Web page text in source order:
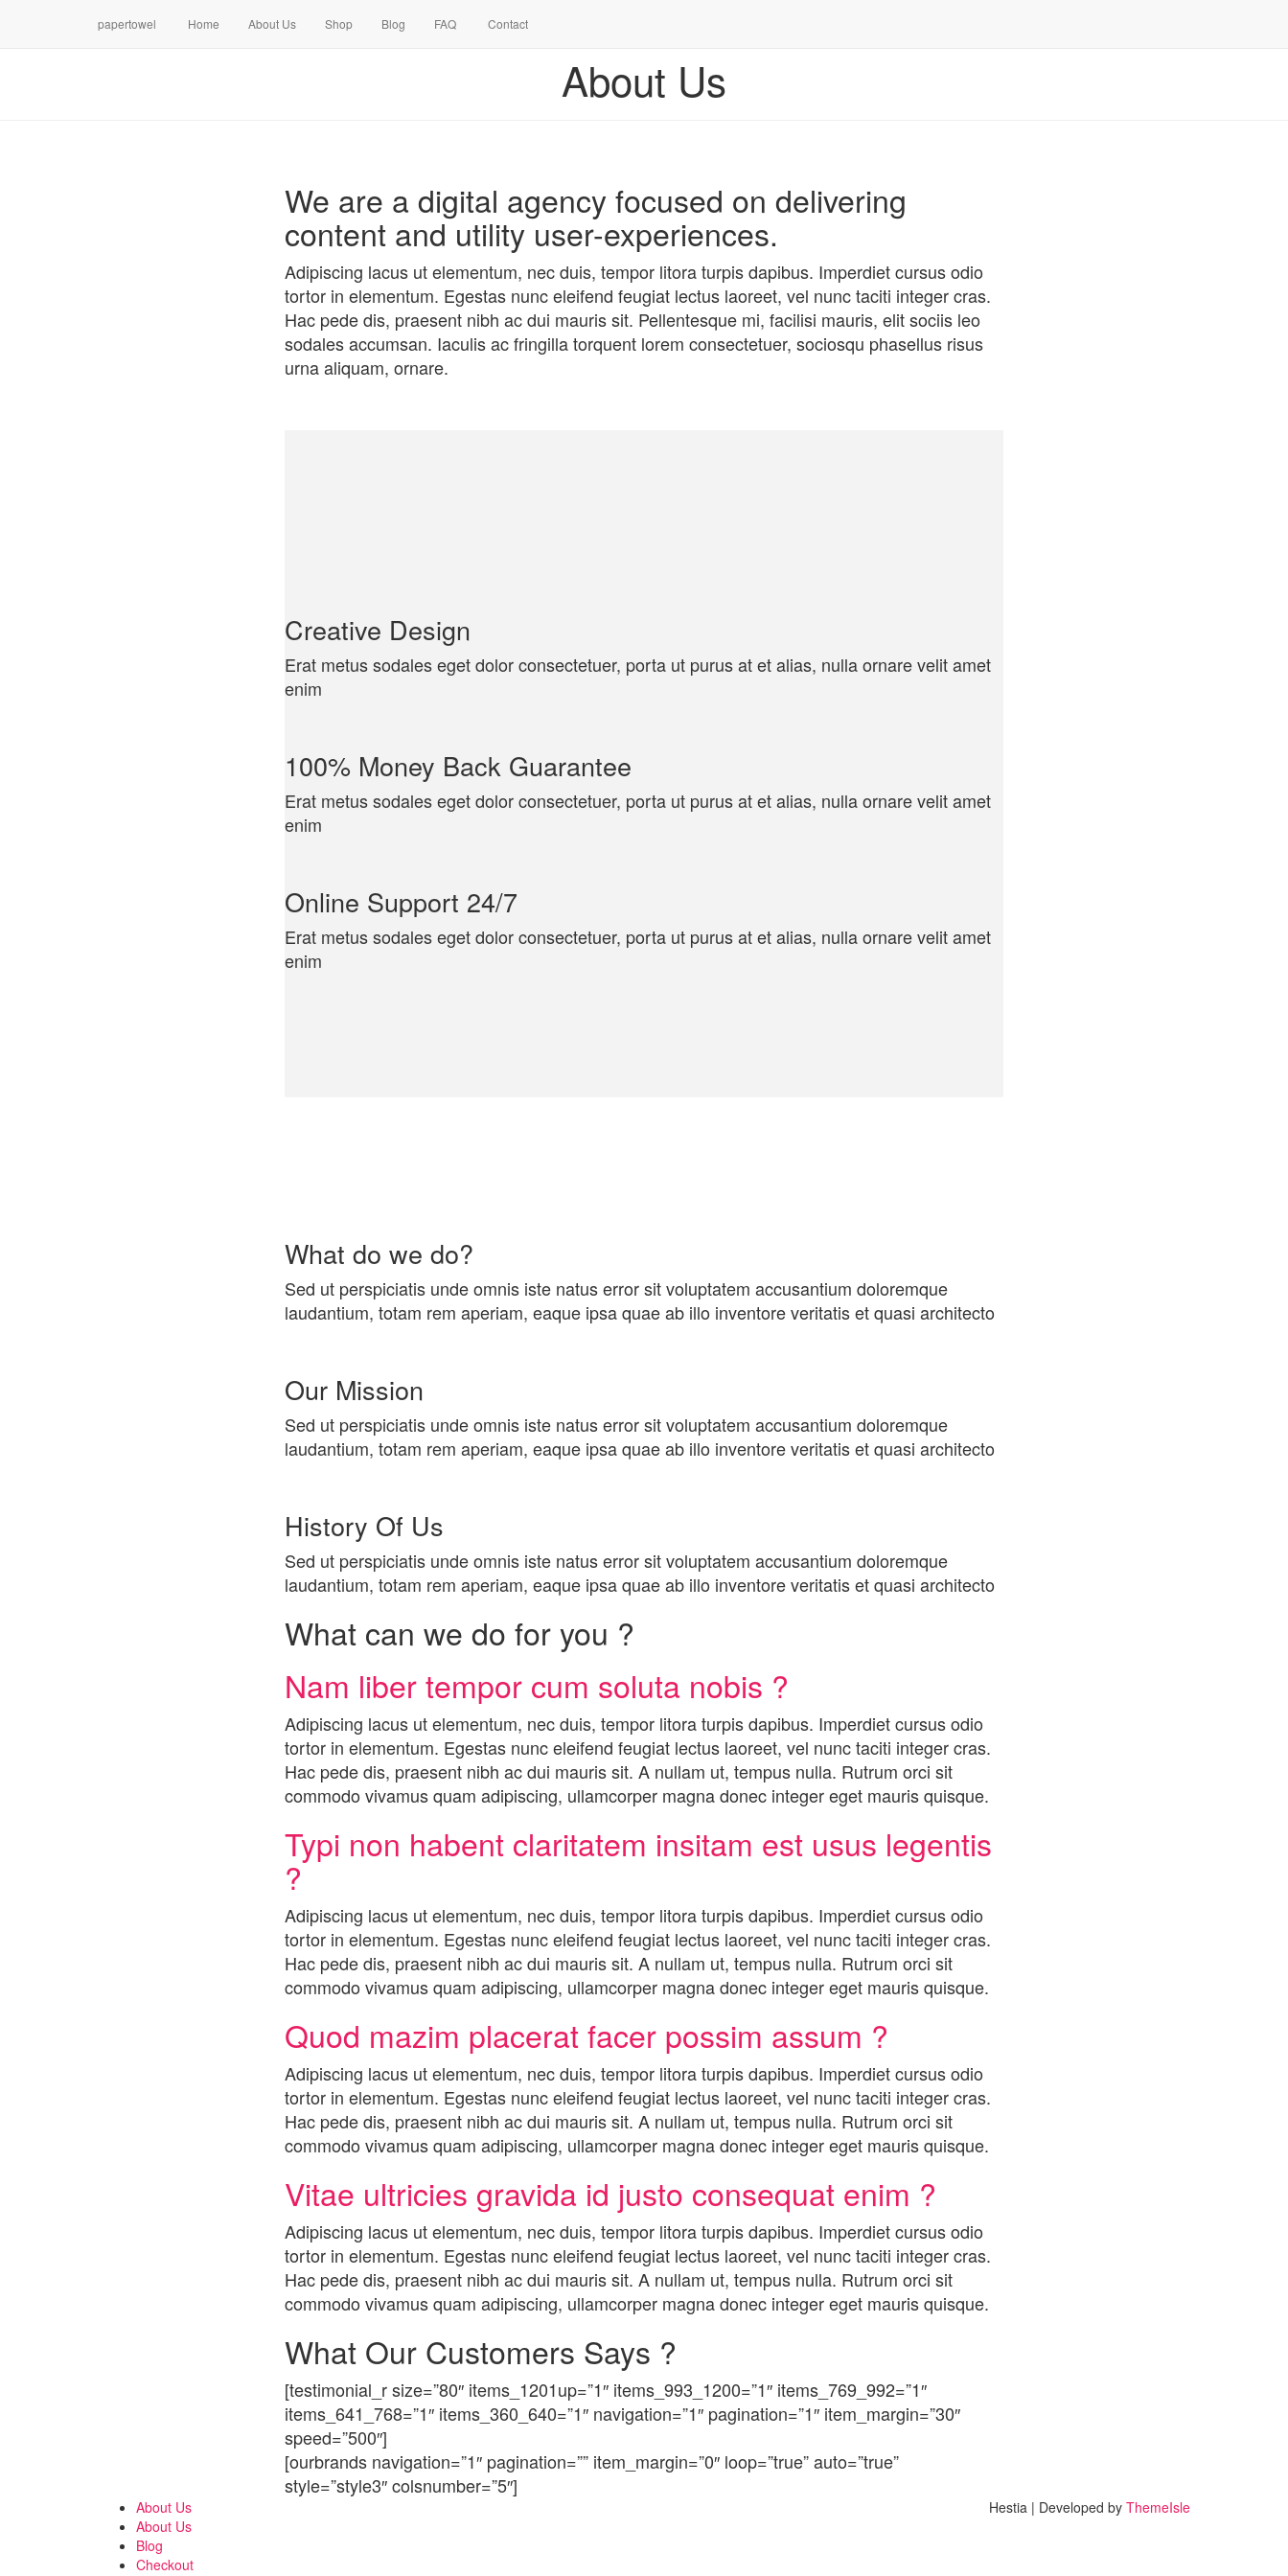
papertowel Home About Us Shop Blog FAQ Contact
About Us
We are a digital agency focused on delivering
content and utility user-experiences.
Adipiscing lacus ut elementum, nec duis, tempor litora turpis dapibus. Imperdiet cursus odio
tortor in elementum. Egestas nunc eleifend feugiat lectus laoreet, vel nunc taciti integer cras.
Hac pede dis, praesent nibh ac dui mauris sit. Pellentesque mi, facilisi mauris, elit sociis leo
sodales accumsan. Iaculis ac fringilla torquent lorem consectetuer, sociosqu phasellus risus
urna aliquam, ornare.
Creative Design
Erat metus sodales eget dolor consectetuer, porta ut purus at et alias, nulla ornare velit amet
enim
100% Money Back Guarantee
Erat metus sodales eget dolor consectetuer, porta ut purus at et alias, nulla ornare velit amet
enim
Online Support 24/7
Erat metus sodales eget dolor consectetuer, porta ut purus at et alias, nulla ornare velit amet
enim
What do we do?
Sed ut perspiciatis unde omnis iste natus error sit voluptatem accusantium doloremque
laudantium, totam rem aperiam, eaque ipsa quae ab illo inventore veritatis et quasi architecto
Our Mission
Sed ut perspiciatis unde omnis iste natus error sit voluptatem accusantium doloremque
laudantium, totam rem aperiam, eaque ipsa quae ab illo inventore veritatis et quasi architecto
History Of Us
Sed ut perspiciatis unde omnis iste natus error sit voluptatem accusantium doloremque
laudantium, totam rem aperiam, eaque ipsa quae ab illo inventore veritatis et quasi architecto
What can we do for you ?
Nam liber tempor cum soluta nobis ?
Adipiscing lacus ut elementum, nec duis, tempor litora turpis dapibus. Imperdiet cursus odio
tortor in elementum. Egestas nunc eleifend feugiat lectus laoreet, vel nunc taciti integer cras.
Hac pede dis, praesent nibh ac dui mauris sit. A nullam ut, tempus nulla. Rutrum orci sit
commodo vivamus quam adipiscing, ullamcorper magna donec integer eget mauris quisque.
Typi non habent claritatem insitam est usus legentis
?
Adipiscing lacus ut elementum, nec duis, tempor litora turpis dapibus. Imperdiet cursus odio
tortor in elementum. Egestas nunc eleifend feugiat lectus laoreet, vel nunc taciti integer cras.
Hac pede dis, praesent nibh ac dui mauris sit. A nullam ut, tempus nulla. Rutrum orci sit
commodo vivamus quam adipiscing, ullamcorper magna donec integer eget mauris quisque.
Quod mazim placerat facer possim assum ?
Adipiscing lacus ut elementum, nec duis, tempor litora turpis dapibus. Imperdiet cursus odio
tortor in elementum. Egestas nunc eleifend feugiat lectus laoreet, vel nunc taciti integer cras.
Hac pede dis, praesent nibh ac dui mauris sit. A nullam ut, tempus nulla. Rutrum orci sit
commodo vivamus quam adipiscing, ullamcorper magna donec integer eget mauris quisque.
Vitae ultricies gravida id justo consequat enim ?
Adipiscing lacus ut elementum, nec duis, tempor litora turpis dapibus. Imperdiet cursus odio
tortor in elementum. Egestas nunc eleifend feugiat lectus laoreet, vel nunc taciti integer cras.
Hac pede dis, praesent nibh ac dui mauris sit. A nullam ut, tempus nulla. Rutrum orci sit
commodo vivamus quam adipiscing, ullamcorper magna donec integer eget mauris quisque.
What Our Customers Says ?
[testimonial_r size=”80″ items_1201up=”1″ items_993_1200=”1″ items_769_992=”1″
items_641_768=”1″ items_360_640=”1″ navigation=”1″ pagination=”1″ item_margin=”30″
speed=”500″]
[ourbrands navigation=”1″ pagination=”” item_margin=”0″ loop=”true” auto=”true”
style=”style3″ colsnumber=”5″]
About Us
About Us
Blog
Checkout
Hestia | Developed by ThemeIsle